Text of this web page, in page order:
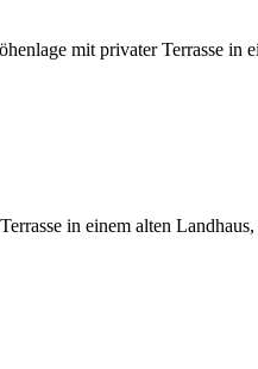
mit privater Terrasse in
in einem alten